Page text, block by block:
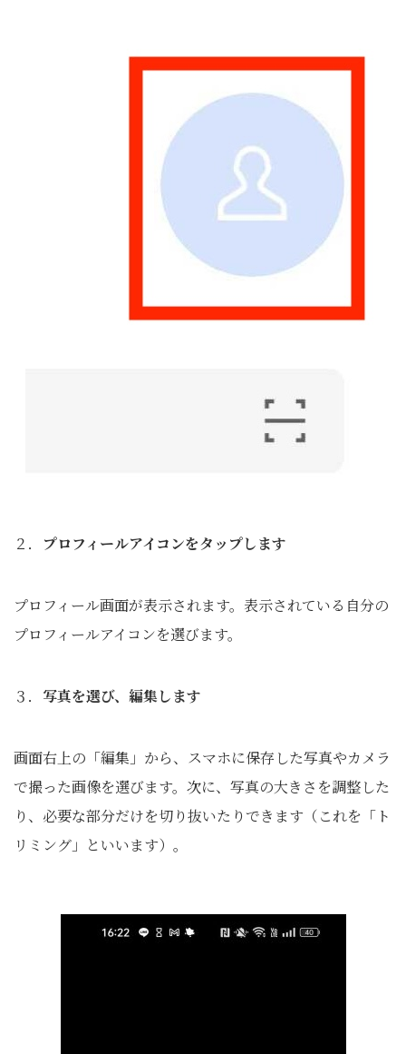
２． プロフィールアイコンをタップします
プロフィール画面が表示されます。表示されている自分の
プロフィールアイコンを選びます。
３． 写真を選び、編集します
画面右上の「編集」から、スマホに保存した写真やカメラ
で撮った画像を選びます。次に、写真の大きさを調整した
り、必要な部分だけを切り抜いたりできます（これを「ト
リミング」といいます）。